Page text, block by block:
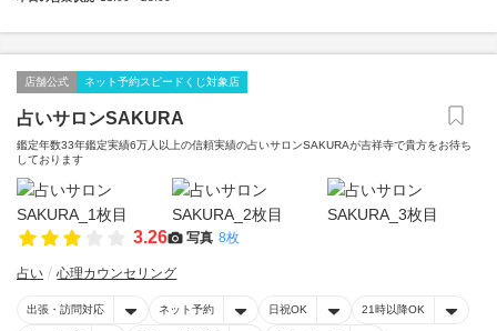
店舗公式 ネット予約スピードくじ対象店
占いサロンSAKURA
鑑定年数33年鑑定実績6万人以上の信頼実績の占いサロンSAKURAが吉祥寺で貴方をお待ち
しております
3.26 写真 8枚
占い 心理カウンセリング
出張・訪問対応 ネット予約 日祝OK 21時以降OK